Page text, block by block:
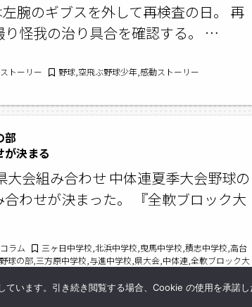
腕のギブスを外して再検査の日。 再
り怪我の治り具合を確認する。 …
トーリー 野球,空飛ぶ野球少年,感動ストーリー
部
決まる
大会組み合わせ 中体連夏季大会野球の
わせが決まった。 『全軟ブロック大
ラム
三ヶ日中学校,北浜中学校,曳馬中学校,積志中学校,高台
球の部,三方原中学校,与進中学校,県大会,中体連,全軟ブロック大
います。引き続き閲覧する場合、Cookie の使用を承諾